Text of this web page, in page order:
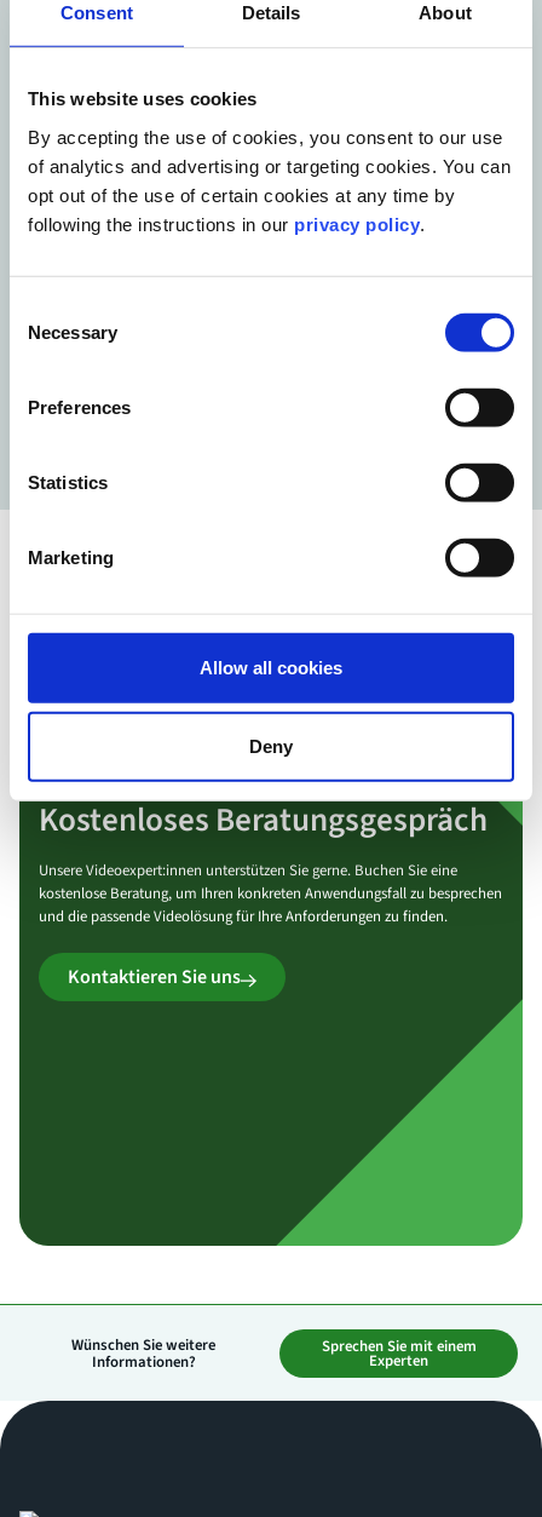
Consent Details About
This website uses cookies
By accepting the use of cookies, you consent to our use
of analytics and advertising or targeting cookies. You can
opt out of the use of certain cookies at any time by
following the instructions in our privacy policy
Selection
Necessary
Preferences
Statistics
Marketing
Allow all cookies
Deny
Blog Post
10 KI-Fehler, die Kommunikationsteams
heute ausbremsen
Kostenloses Beratungsgespräch
Unsere Videoexpert:innen unterstützen Sie gerne. Buchen Sie eine
kostenlose Beratung, um Ihren konkreten Anwendungsfall zu besprechen
und die passende Videolösung für Ihre Anforderungen zu finden.
Kontaktieren Sie uns
Sprechen Sie mit einem
Experten
Wünschen Sie weitere
Informationen?